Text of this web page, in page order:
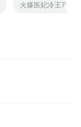
火爆医妃冷王77日